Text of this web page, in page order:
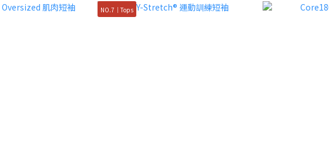
NO.7｜Tops